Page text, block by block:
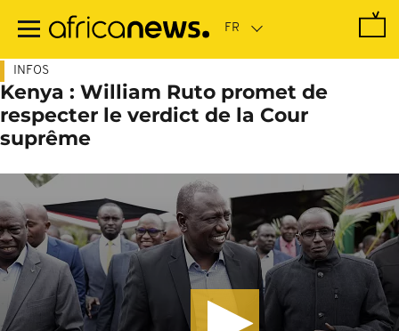
contenu
INFOS
Kenya : William Ruto promet de
respecter le verdict de la Cour
suprême